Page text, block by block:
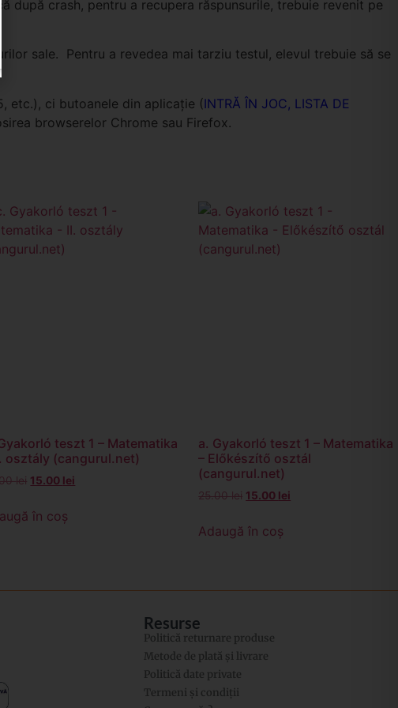
după crash, pentru a recupera răspunsurile, trebuie revenit pe
sale. Pentru a revedea mai tarziu testul, elevul trebuie să se
etc.), ci butoanele din aplicație (INTRĂ ÎN JOC, LISTA DE
browserelor Chrome sau Firefox.
teszt 1 – Matematika
osztály (cangurul.net)
lei 15.00 lei
în coș
a. Gyakorló teszt 1 – Matematika
– Előkészítő osztál
(cangurul.net)
25.00lei 15.00 lei
Adaugă în coș
Resurse
Politică returnare produse
Metode de plată și livrare
Politică date private
Termeni și condiții